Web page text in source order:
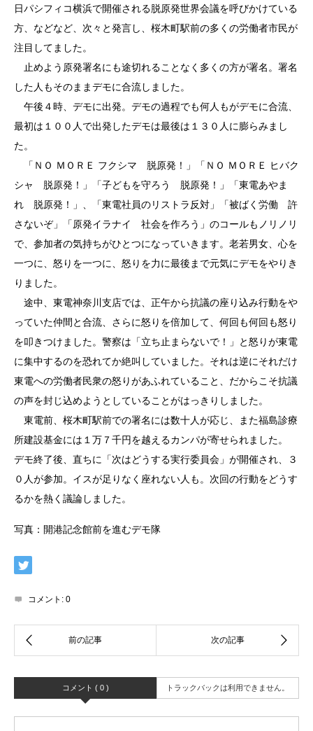
日パシフィコ横浜で開催される脱原発世界会議を呼びかけている
方、などなど、次々と発言し、桜木町駅前の多くの労働者市民が
注目してました。
止めよう原発署名にも途切れることなく多くの方が署名。署名
した人もそのままデモに合流しました。
午後４時、デモに出発。デモの過程でも何人もがデモに合流、
最初は１００人で出発したデモは最後は１３０人に膨らみまし
た。
「ＮＯ ＭＯＲＥ フクシマ 脱原発！」「ＮＯ ＭＯＲＥ ヒバク
シャ 脱原発！」「子どもを守ろう 脱原発！」「東電あやま
れ 脱原発！」、「東電社員のリストラ反対」「被ばく労働 許
さないぞ」「原発イラナイ 社会を作ろう」のコールもノリノリ
で、参加者の気持ちがひとつになっていきます。老若男女、心を
一つに、怒りを一つに、怒りを力に最後まで元気にデモをやりき
りました。
途中、東電神奈川支店では、正午から抗議の座り込み行動をや
っていた仲間と合流、さらに怒りを倍加して、何回も何回も怒り
を叩きつけました。警察は「立ち止まらないで！」と怒りが東電
に集中するのを恐れてか絶叫していました。それは逆にそれだけ
東電への労働者民衆の怒りがあふれていること、だからこそ抗議
の声を封じ込めようとしていることがはっきりしました。
東電前、桜木町駅前での署名には数十人が応じ、また福島診療
所建設基金には１万７千円を越えるカンパが寄せられました。
デモ終了後、直ちに「次はどうする実行委員会」が開催され、３
０人が参加。イスが足りなく座れない人も。次回の行動をどうす
るかを熱く議論しました。
写真：開港記念館前を進むデモ隊
コメント: 0
コメント ( 0 ) トラックバックは利用できません。